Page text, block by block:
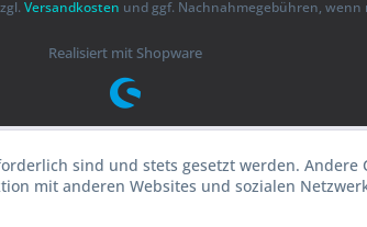
Versandkosten und ggf. Nachnahmegebühren,
Realisiert mit Shopware
sind und stets gesetzt werden. Andere
mit anderen Websites und sozialen